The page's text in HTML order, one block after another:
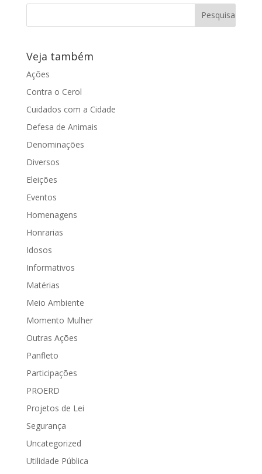
A vereadora Juliana Damus preocupada
Veja também
Ações
Contra o Cerol
Cuidados com a Cidade
Defesa de Animais
Denominações
Diversos
Eleições
Eventos
Homenagens
Honrarias
Idosos
Informativos
Matérias
Meio Ambiente
Momento Mulher
Outras Ações
Panfleto
Participações
PROERD
Projetos de Lei
Segurança
Uncategorized
Utilidade Pública